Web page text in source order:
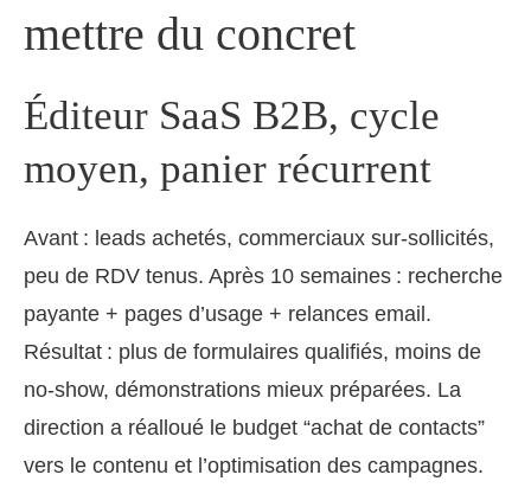
mettre du concret
Éditeur SaaS B2B, cycle
moyen, panier récurrent
Avant : leads achetés, commerciaux sur‑sollicités,
peu de RDV tenus. Après 10 semaines : recherche
payante + pages d’usage + relances email.
Résultat : plus de formulaires qualifiés, moins de
no‑show, démonstrations mieux préparées. La
direction a réalloué le budget “achat de contacts”
vers le contenu et l’optimisation des campagnes.